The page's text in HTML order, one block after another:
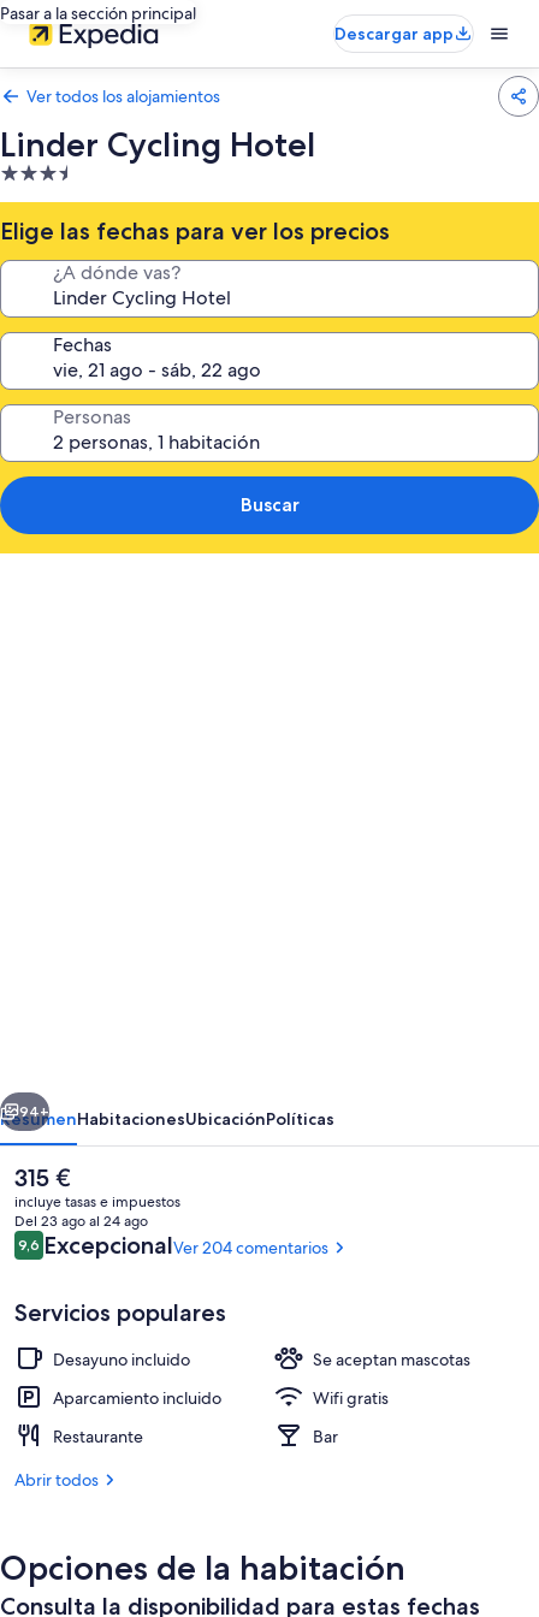
Pasar a la sección principal
Descargar app
Ver todos los alojamientos
Linder Cycling Hotel
Alojamiento
de
3.5 estrellas
Elige las fechas para ver los precios
¿A dónde vas?
Fechas
Personas
Buscar
Spa
Siguiente
94+
ResumenHabitacionesUbicaciónPolíticas
El
precio
actual
es
de
315 €
incluye tasas e impuestos
Del 23 ago al 24 ago
Comentarios
9,69,6 de 10
ExcepcionalVer 204 comentarios
Servicios populares
Desayuno incluido
Se aceptan mascotas
Aparcamiento incluido
Wifi gratis
Restaurante
Bar
Abrir todos
Opciones de la habitación
Consulta la disponibilidad para estas fechas